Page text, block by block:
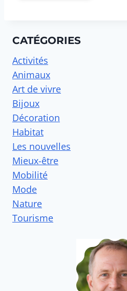
CATÉGORIES
Activités
Animaux
Art de vivre
Bijoux
Décoration
Habitat
Les nouvelles
Mieux-être
Mobilité
Mode
Nature
Tourisme